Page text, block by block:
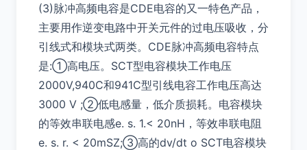
(3)脉冲高频电容是CDE电容的又一特色产品，
主要用作逆变电路中开关元件的过电压吸收，分
引线式和模块式两类。CDE脉冲高频电容特点
是:①高电压。SCT型电容模块工作电压
2000V,940C和941C型引线电容工作电压高达
3000 V ;②低电感量，低介质损耗。电容模块
的等效串联电感e. s. 1.< 20nH，等效串联电阻
e. s. r. < 20mSZ;③高的dv/dt o SCT电容模块